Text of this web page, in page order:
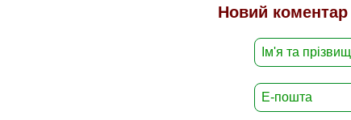
Новий коментар